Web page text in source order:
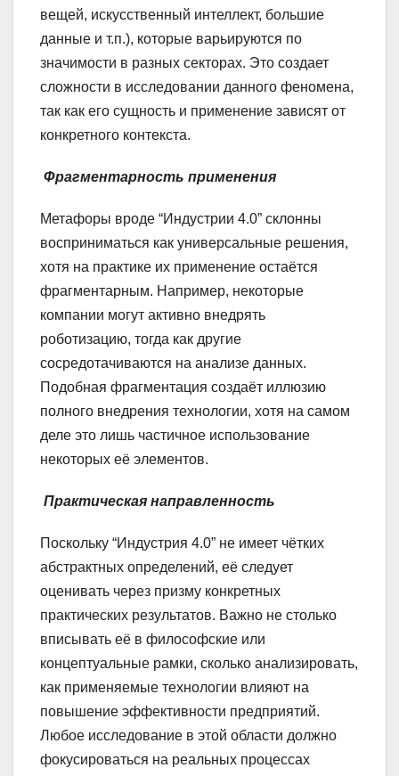
вещей, искусственный интеллект, большие
данные и т.п.), которые варьируются по
значимости в разных секторах. Это создает
сложности в исследовании данного феномена,
так как его сущность и применение зависят от
конкретного контекста.
Фрагментарность применения
Метафоры вроде “Индустрии 4.0” склонны
восприниматься как универсальные решения,
хотя на практике их применение остаётся
фрагментарным. Например, некоторые
компании могут активно внедрять
роботизацию, тогда как другие
сосредотачиваются на анализе данных.
Подобная фрагментация создаёт иллюзию
полного внедрения технологии, хотя на самом
деле это лишь частичное использование
некоторых её элементов.
Практическая направленность
Поскольку “Индустрия 4.0” не имеет чётких
абстрактных определений, её следует
оценивать через призму конкретных
практических результатов. Важно не столько
вписывать её в философские или
концептуальные рамки, сколько анализировать,
как применяемые технологии влияют на
повышение эффективности предприятий.
Любое исследование в этой области должно
фокусироваться на реальных процессах